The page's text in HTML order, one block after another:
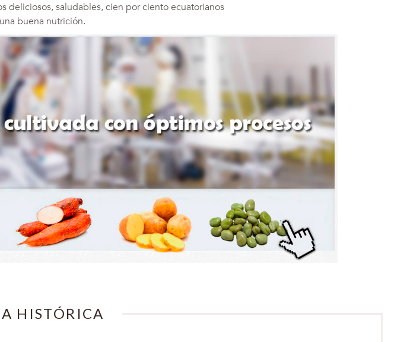
deliciosos, saludables, cien por ciento ecuatorianos
buena nutrición.
HISTÓRICA